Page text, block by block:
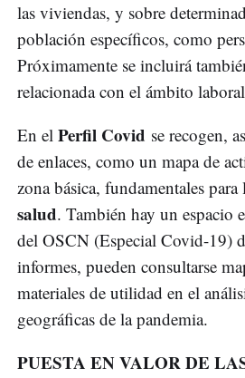
las viviendas, y sobre
población específicos, como
Próximamente se incluirá
relacionada con el ámbito
En el Perfil Covid se recogen,
de enlaces, como un mapa de
zona básica, fundamentales para
salud. También hay un espacio
del OSCN (Especial Covid-19)
informes, pueden consultarse
materiales de utilidad en el
geográficas de la pandemia.
PUESTA EN VALOR DE